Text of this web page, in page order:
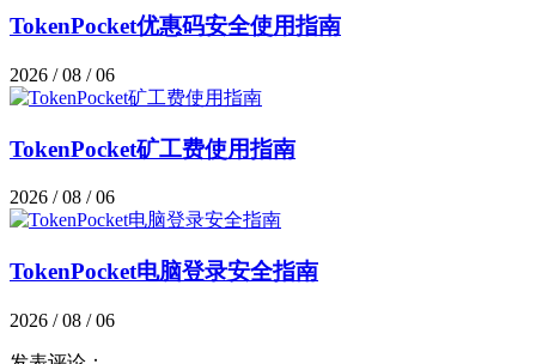
TokenPocket优惠码安全使用指南
2026 / 08 / 06
TokenPocket矿工费使用指南
2026 / 08 / 06
TokenPocket电脑登录安全指南
2026 / 08 / 06